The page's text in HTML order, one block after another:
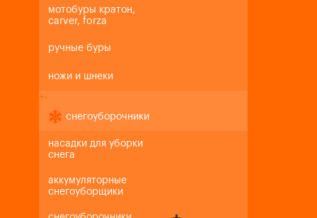
мотобуры кратон,
carver, forza
ручные буры
ножи и шнеки
+-
снегоуборочники
насадки для уборки
снега
аккумуляторные
снегоуборщики